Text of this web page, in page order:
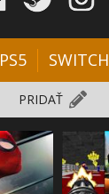
PS5 SWITCH
PRIDAŤ